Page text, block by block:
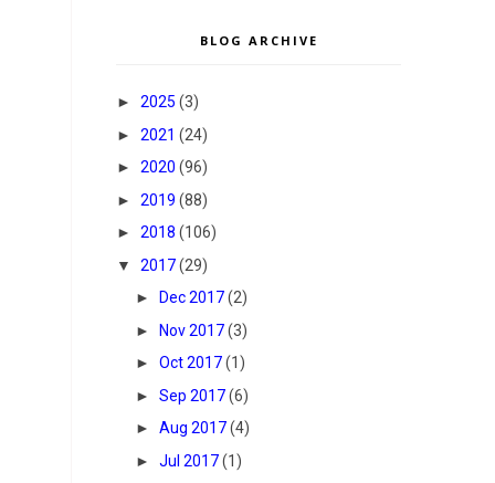
BLOG ARCHIVE
► 2025 (3)
► 2021 (24)
► 2020 (96)
► 2019 (88)
► 2018 (106)
▼
2017(29)
►
Dec 2017 (2)
►
Nov 2017 (3)
► Oct 2017 (1)
► Sep 2017 (6)
► Aug 2017 (4)
► Jul 2017 (1)